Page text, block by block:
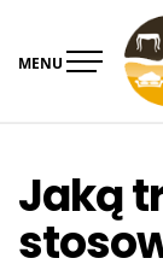
content
MENU
Jaką